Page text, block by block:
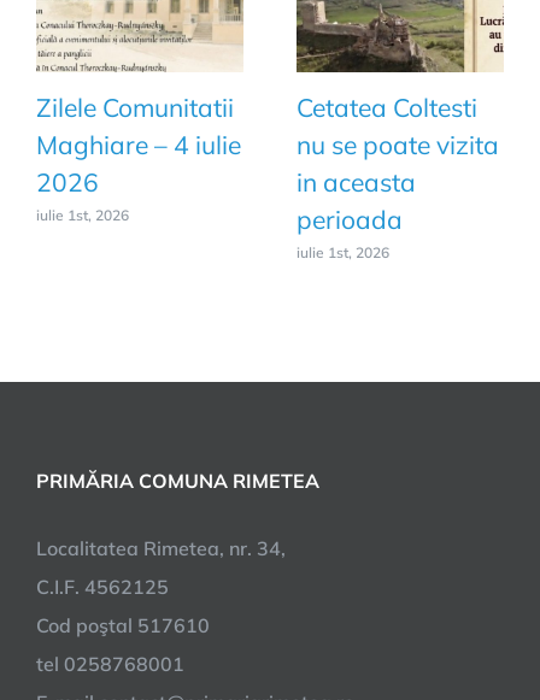
Zilele Comunitatii
Maghiare – 4 iulie
2026
iulie 1st, 2026
Cetatea Coltesti
nu se poate vizita
in aceasta
perioada
iulie 1st, 2026
PRIMĂRIA COMUNA RIMETEA
Localitatea Rimetea, nr. 34,
C.I.F. 4562125
Cod poştal 517610
tel 0258768001